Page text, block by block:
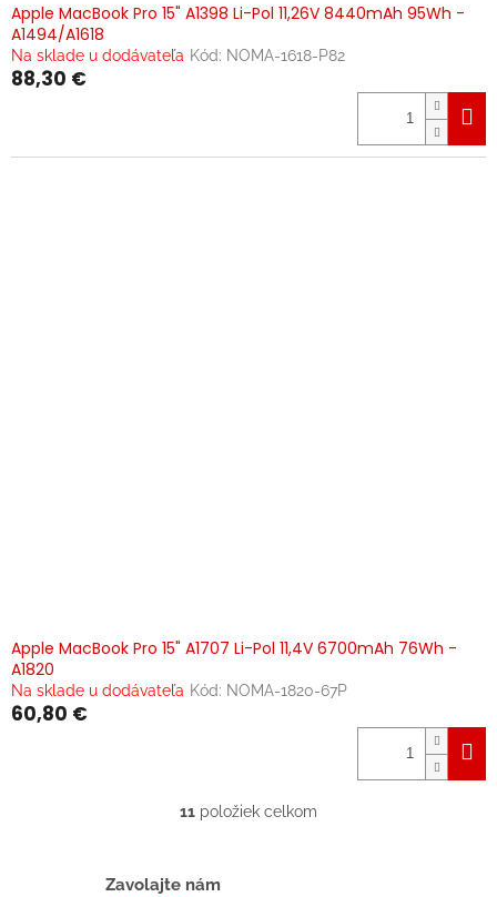
Apple MacBook Pro 15" A1398 Li-Pol 11,26V 8440mAh 95Wh -
A1494/A1618
Na sklade u dodávateľa Kód: NOMA-1618-P82
88,30 €
Apple MacBook Pro 15" A1707 Li-Pol 11,4V 6700mAh 76Wh -
A1820
Na sklade u dodávateľa Kód: NOMA-1820-67P
60,80 €
O
11 položiek celkom
Zavolajte nám